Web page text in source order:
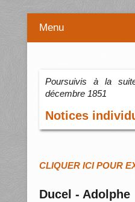
Menu
Poursuivis à la
décembre 1851
Notices
CLIQUER ICI POUR
Ducel - Adolphe